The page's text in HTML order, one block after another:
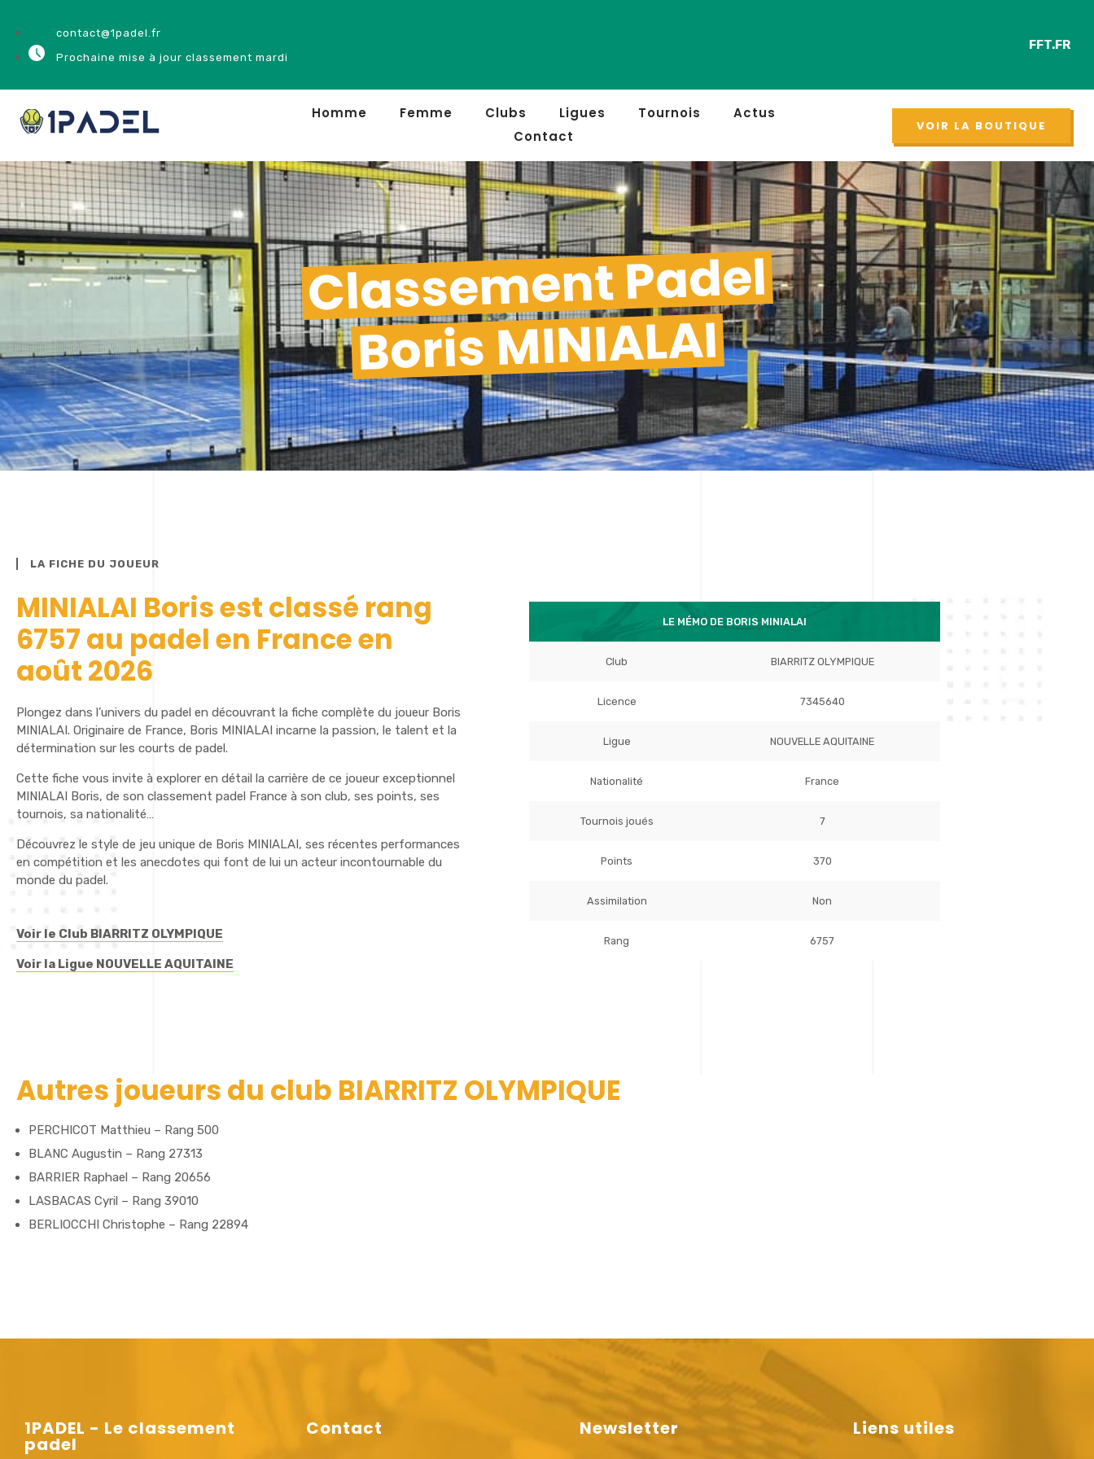
contact@1padel.fr
Prochaine mise à jour classement mardi
NOUVEAU
FFT.FR
Homme Femme Clubs Ligues Tournois
Actus
Contact
VOIR LA BOUTIQUE
Classement Padel
Boris MINIALAI
LA FICHE DU JOUEUR
MINIALAI Boris est classé rang
6757 au padel en France en
août 2026
Plongez dans l’univers du padel en découvrant la fiche complète du joueur Boris
MINIALAI. Originaire de France, Boris MINIALAI incarne la passion, le talent et la
détermination sur les courts de padel.
Cette fiche vous invite à explorer en détail la carrière de ce joueur exceptionnel
MINIALAI Boris, de son classement padel France à son club, ses points, ses
tournois, sa nationalité…
Découvrez le style de jeu unique de Boris MINIALAI, ses récentes performances
en compétition et les anecdotes qui font de lui un acteur incontournable du
monde du padel.
Voir le Club BIARRITZ OLYMPIQUE
Voir la Ligue NOUVELLE AQUITAINE
LE MÉMO DE BORIS MINIALAI
Club BIARRITZ OLYMPIQUE
Licence 7345640
Ligue NOUVELLE AQUITAINE
Nationalité France
Tournois joués 7
Points 370
Assimilation Non
Rang 6757
Autres joueurs du club BIARRITZ OLYMPIQUE
PERCHICOT Matthieu – Rang 500
BLANC Augustin – Rang 27313
BARRIER Raphael – Rang 20656
LASBACAS Cyril – Rang 39010
BERLIOCCHI Christophe – Rang 22894
1PADEL - Le classement
padel
Contact Newsletter Liens utiles